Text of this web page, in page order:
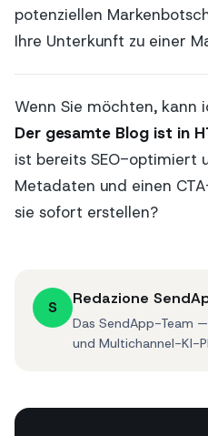
potenziellen
Ihre Unterkunft zu einer
Wenn Sie möchten, kann
Der gesamte Blog ist in
ist bereits SEO-optimiert
Metadaten und einen
sie sofort erstellen?
S Redazione
Das SendApp-Team
und Multichannel-KI-